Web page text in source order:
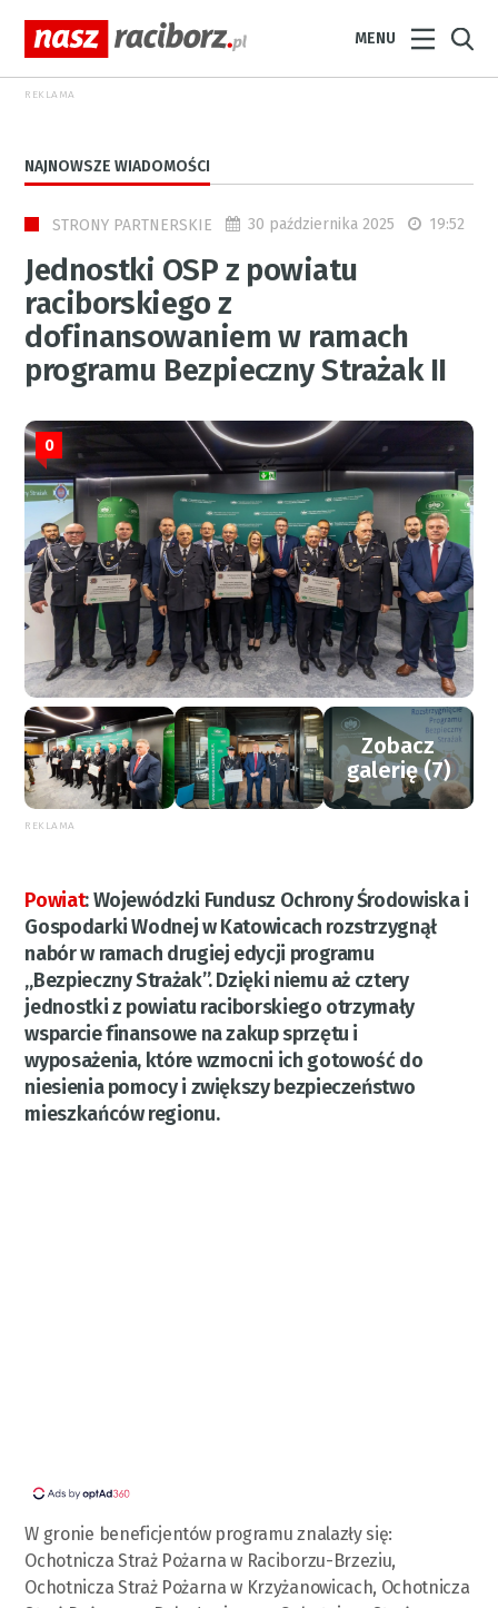
MENU
REKLAMA
NAJNOWSZE WIADOMOŚCI
STRONY PARTNERSKIE 30 października 2025 19:52
Jednostki OSP z powiatu
raciborskiego z
dofinansowaniem w ramach
programu Bezpieczny Strażak II
0
Zobacz
galerię (7)
REKLAMA
Powiat:Wojewódzki Fundusz Ochrony Środowiska i
Gospodarki Wodnej w Katowicach rozstrzygnął
nabór w ramach drugiej edycji programu
„Bezpieczny Strażak”. Dzięki niemu aż cztery
jednostki z powiatu raciborskiego otrzymały
wsparcie finansowe na zakup sprzętu i
wyposażenia, które wzmocni ich gotowość do
niesienia pomocy i zwiększy bezpieczeństwo
mieszkańców regionu.
W gronie beneficjentów programu znalazły się:
Ochotnicza Straż Pożarna w Raciborzu-Brzeziu,
Ochotnicza Straż Pożarna w Krzyżanowicach, Ochotnicza